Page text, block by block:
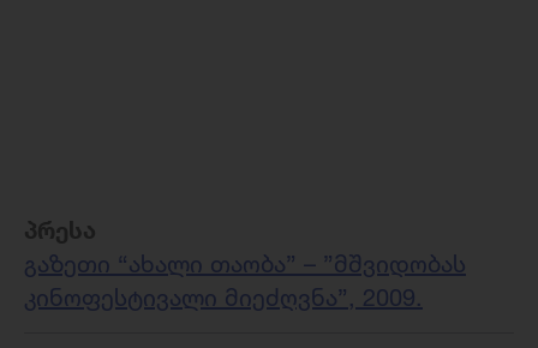
პრესა
გაზეთი “ახალი თაობა” – ”მშვიდობას
კინოფესტივალი მიეძღვნა”, 2009.